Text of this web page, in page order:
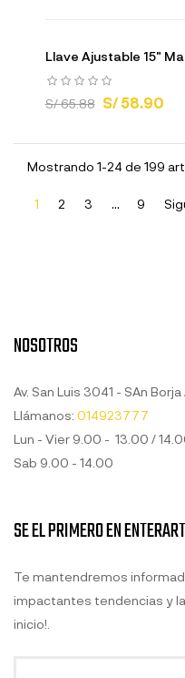
Llave Ajustable 15"
S/ 65.88 S/ 58.90
Mostrando 1-24 de 199
1 2 3 … 9
NOSOTROS
Av. San Luis 3041 - SAn
Llámanos: 014923777
Lun - Vier 9.00 - 13.00 /
Sab 9.00 - 14.00
SE EL PRIMERO EN
Te mantendremos
impactantes tendencias y
inicio!.